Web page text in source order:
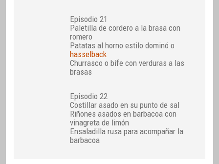
Episodio 21
Paletilla de cordero a la brasa con
romero
Patatas al horno estilo dominó o
hasselback
Churrasco o bife con verduras a las
brasas
Episodio 22
Costillar asado en su punto de sal
Riñones asados en barbacoa con
vinagreta de limón
Ensaladilla rusa para acompañar la
barbacoa